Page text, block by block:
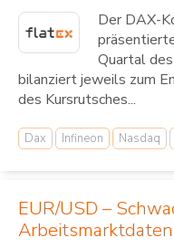
Der DAX-
Quartal
bilanziert jeweils zum
des Kursrutsches...
Dax Infineon Nasdaq
EUR/USD –